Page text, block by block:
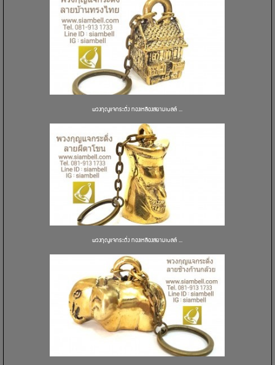
พวงกุญแจกระดิ่ง ทองเหลืองสยามเบลล์ ...
พวงกุญแจกระดิ่ง ทองเหลืองสยามเบลล์ ...